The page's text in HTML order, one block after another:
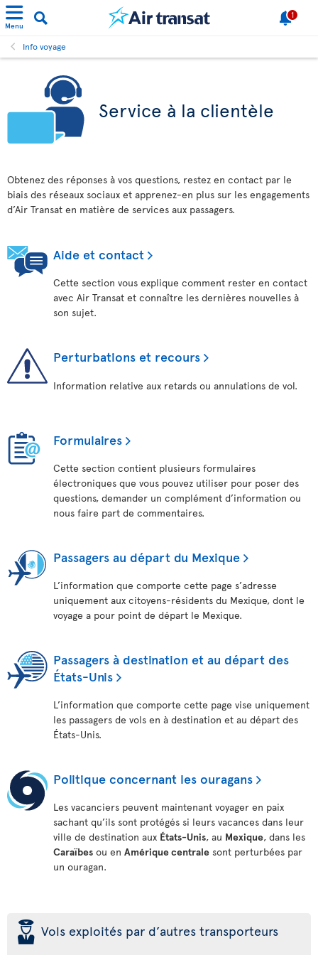
Menu
1
Info voyage
Service à la clientèle
Obtenez des réponses à vos questions, restez en contact par le
biais des réseaux sociaux et apprenez-en plus sur les engagements
d’Air Transat en matière de services aux passagers.
Aide et contact
Cette section vous explique comment rester en contact
avec Air Transat et connaître les dernières nouvelles à
son sujet.
Perturbations et recours
Information relative aux retards ou annulations de vol.
Formulaires
Cette section contient plusieurs formulaires
électroniques que vous pouvez utiliser pour poser des
questions, demander un complément d’information ou
nous faire part de commentaires.
Passagers au départ du Mexique
L’information que comporte cette page s’adresse
uniquement aux citoyens-résidents du Mexique, dont le
voyage a pour point de départ le Mexique.
Passagers à destination et au départ des
États-Unis
L’information que comporte cette page vise uniquement
les passagers de vols en à destination et au départ des
États-Unis.
Politique concernant les ouragans
Les vacanciers peuvent maintenant voyager en paix
sachant qu’ils sont protégés si leurs vacances dans leur
ville de destination aux États-Unis, au Mexique, dans les
Caraïbes ou en Amérique centrale sont perturbées par
un ouragan.
þ Vols exploités par d’autres transporteurs